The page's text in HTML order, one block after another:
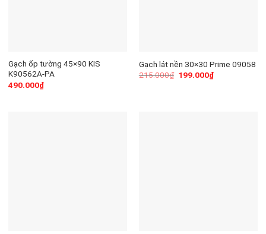
Gạch ốp tường 45×90 KIS
K90562A-PA
490.000₫
Gạch lát nền 30×30 Prime 09058
215.000₫ 199.000₫